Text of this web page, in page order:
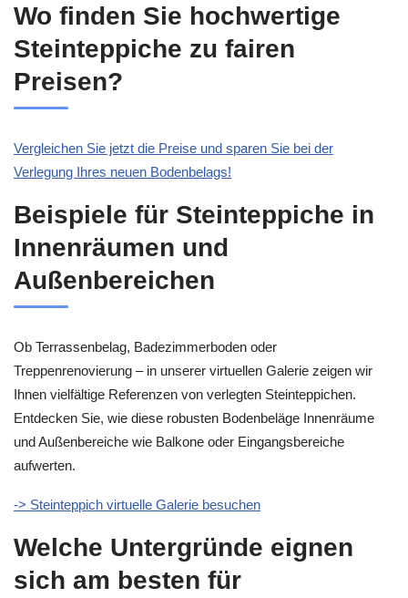
Wo finden Sie hochwertige
Steinteppiche zu fairen
Preisen?
Vergleichen Sie jetzt die Preise und sparen Sie bei der
Verlegung Ihres neuen Bodenbelags!
Beispiele für Steinteppiche in
Innenräumen und
Außenbereichen
Ob Terrassenbelag, Badezimmerboden oder
Treppenrenovierung – in unserer virtuellen Galerie zeigen wir
Ihnen vielfältige Referenzen von verlegten Steinteppichen.
Entdecken Sie, wie diese robusten Bodenbeläge Innenräume
und Außenbereiche wie Balkone oder Eingangsbereiche
aufwerten.
-> Steinteppich virtuelle Galerie besuchen
Welche Untergründe eignen
sich am besten für